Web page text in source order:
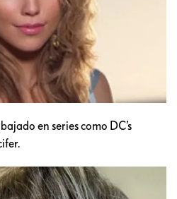
en series como DC’s